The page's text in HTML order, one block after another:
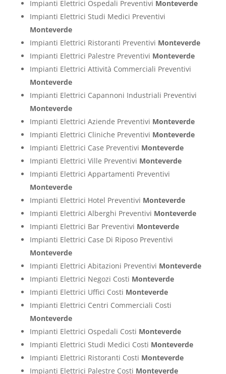
Impianti Elettrici Ospedali Preventivi Monteverde
Impianti Elettrici Studi Medici Preventivi
Monteverde
Impianti Elettrici Ristoranti Preventivi Monteverde
Impianti Elettrici Palestre Preventivi Monteverde
Impianti Elettrici Attività Commerciali Preventivi
Monteverde
Impianti Elettrici Capannoni Industriali Preventivi
Monteverde
Impianti Elettrici Aziende Preventivi Monteverde
Impianti Elettrici Cliniche Preventivi Monteverde
Impianti Elettrici Case Preventivi Monteverde
Impianti Elettrici Ville Preventivi Monteverde
Impianti Elettrici Appartamenti Preventivi
Monteverde
Impianti Elettrici Hotel Preventivi Monteverde
Impianti Elettrici Alberghi Preventivi Monteverde
Impianti Elettrici Bar Preventivi Monteverde
Impianti Elettrici Case Di Riposo Preventivi
Monteverde
Impianti Elettrici Abitazioni Preventivi Monteverde
Impianti Elettrici Negozi Costi Monteverde
Impianti Elettrici Uffici Costi Monteverde
Impianti Elettrici Centri Commerciali Costi
Monteverde
Impianti Elettrici Ospedali Costi Monteverde
Impianti Elettrici Studi Medici Costi Monteverde
Impianti Elettrici Ristoranti Costi Monteverde
Impianti Elettrici Palestre Costi Monteverde